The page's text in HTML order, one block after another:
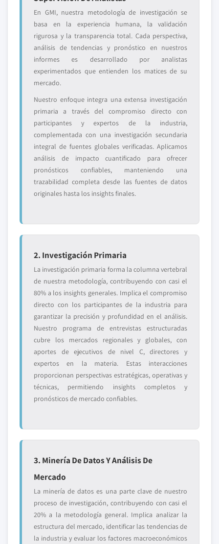
En GMI, nuestra metodología de investigación se
basa en la experiencia humana, la validación
rigurosa y la transparencia total. Cada perspectiva,
análisis de tendencias y pronóstico en nuestros
informes es desarrollado por analistas
experimentados que entienden los matices de su
mercado.
Nuestro enfoque integra una extensa investigación
primaria a través del compromiso directo con
participantes y expertos de la industria,
complementada con una investigación secundaria
integral de fuentes globales verificadas. Aplicamos
análisis de impacto cuantificado para ofrecer
pronósticos confiables, manteniendo una
trazabilidad completa desde las fuentes de datos
originales hasta los insights finales.
2. Investigación Primaria
La investigación primaria forma la columna vertebral
de nuestra metodología, contribuyendo con casi el
80% a los insights generales. Implica el compromiso
directo con los participantes de la industria para
garantizar la precisión y profundidad en el análisis.
Nuestro programa de entrevistas estructuradas
cubre los mercados regionales y globales, con
aportes de ejecutivos de nivel C, directores y
expertos en la materia. Estas interacciones
proporcionan perspectivas estratégicas, operativas y
técnicas, permitiendo insights completos y
pronósticos de mercado confiables.
3. Minería De Datos Y Análisis De
Mercado
La minería de datos es una parte clave de nuestro
proceso de investigación, contribuyendo con casi el
20% a la metodología general. Implica analizar la
estructura del mercado, identificar las tendencias de
la industria y evaluar los factores macroeconómicos